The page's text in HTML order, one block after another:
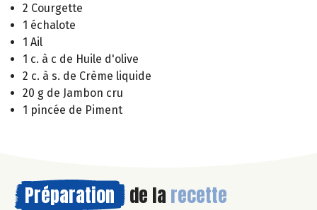
2 Courgette
1 échalote
1 Ail
1 c. à c de Huile d'olive
2 c. à s. de Crème liquide
20 g de Jambon cru
1 pincée de Piment
Préparation de la recette